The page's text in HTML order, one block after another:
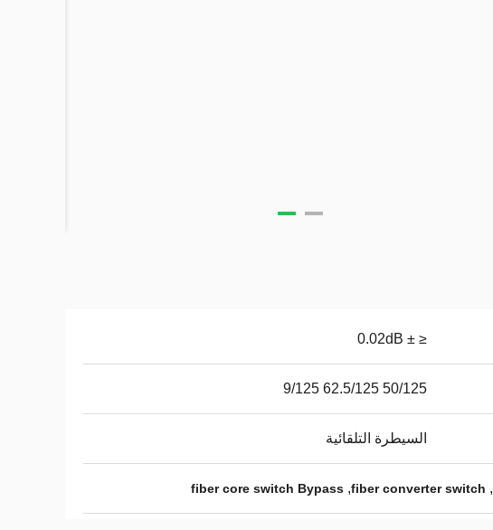
≤ ± 0.02dB
50/125 62.5/125 9/125
السيطرة التلقائية
,
fiber converter switch
,
fiber core switch Bypass